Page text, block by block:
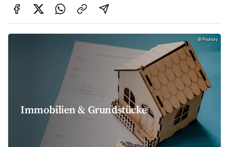
Auf Facebook teilen
Auf Twitter teilen
Per Link teilen
shareViaEmail
©Pixabay
Immobilien & Grundstücke